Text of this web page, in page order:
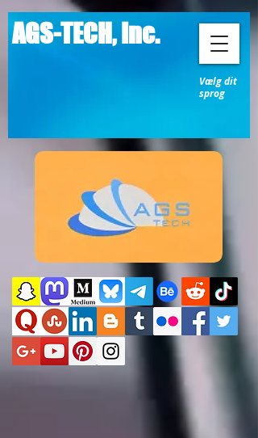
AGS-TECH, Inc.
Vælg dit
sprog